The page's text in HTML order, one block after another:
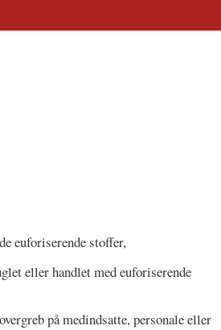
euforiserende stoffer,
eller handlet med euforiserende
på medindsatte, personale eller